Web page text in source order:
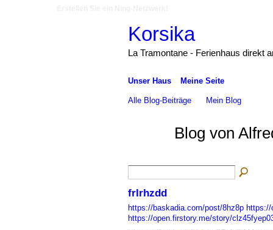
Korsika
La Tramontane - Ferienhaus direkt
Unser Haus Meine Seite
Alle Blog-Beiträge Mein Blog
Blog von
frlrhzdd
https://baskadia.com/post/8hz8p
https://open.firstory.me/story/